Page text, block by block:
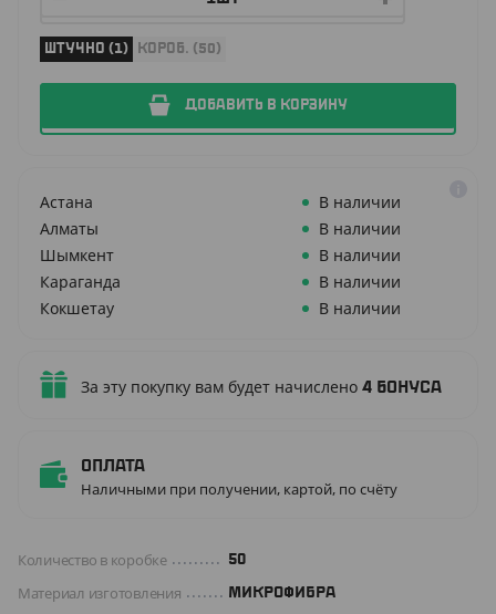
ШТУЧНО (1) КОРОБ. (50)
ДОБАВИТЬ В КОРЗИНУ
Астана
В наличии
Алматы
В наличии
Шымкент
В наличии
Караганда
В наличии
Кокшетау
В наличии
За эту покупку вам будет начислено 4 бонуса
Оплата
Наличными при получении, картой, по счёту
Количество в коробке 50
Материал изготовления МИКРОФИБРА